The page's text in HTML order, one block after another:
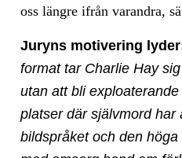
oss längre ifrån varandra,
Juryns motivering
format tar Charlie Hay
utan att bli
platser där självmord har
bildspråket och den